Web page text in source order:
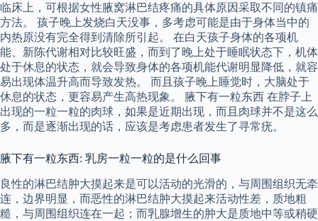
临床上，可根据女性腋窝淋巴结疼痛的具体原因采取不同的镇痛
方法。 孩子晚上发烧白天没事，多考虑可能是由于身体当中的
内热原没有完全得到清除所引起。 在白天孩子身体的各项机
能、新陈代谢相对比较旺盛，而到了晚上处于睡眠状态下，机体
处于休息的状态，就会导致身体的各项机能代谢明显降低，就容
易出现体温升高而导致发热。 而且孩子晚上睡觉时，大脑处于
休息的状态，更容易产生高热现象。 腋下有一粒东西 在脖子上
出现的一粒一粒的肉球，如果是近期出现，而且肉球并不是这么
多，而是逐渐出现的话，应该是考虑患者发生了寻常疣。
腋下有一粒东西: 乳房一粒一粒的是什么回事
良性的淋巴结肿大摸起来是可以活动的光滑的，与周围组织无牵
连，边界明显，而恶性的淋巴结肿大摸起来活动性差，质地粗
糙，与周围组织连在一起；而乳腺增生的肿大是质地中等或稍硬